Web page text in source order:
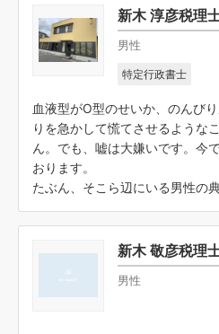
新木 淳彦税理
男性
特定行政書士
血液型がO型のせいか、のんび
りを急かして慌てさせるような
ん。でも、嘘は大嫌いです。今
おります。
たぶん、そこら辺にいる男性の
新木 敬彦税理
男性